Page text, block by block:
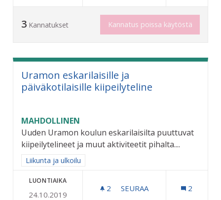
3 Kannatukset Kannatus poissa käytöstä
Uramon eskarilaisille ja
päiväkotilaisille kiipeilyteline
MAHDOLLINEN
Uuden Uramon koulun eskarilaisilta puuttuvat
kiipeilytelineet ja muut aktiviteetit pihalta....
Rajaa tulokset aihepiirin mukaan: Liikunta ja ulkoilu
Liikunta ja ulkoilu
LUONTIAIKA
24.10.2019
2 2 SEURAAJAA
SEURAA 2